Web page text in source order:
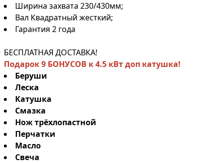
Ширина захвата 230/430мм;
Вал Квадратный жесткий;
Гарантия 2 года
БЕСПЛАТНАЯ ДОСТАВКА!
Подарок 9 БОНУСОВ к 4.5 кВт доп катушка!
Беруши
Леска
Катушка
Смазка
Нож трёхлопастной
Перчатки
Масло
Свеча